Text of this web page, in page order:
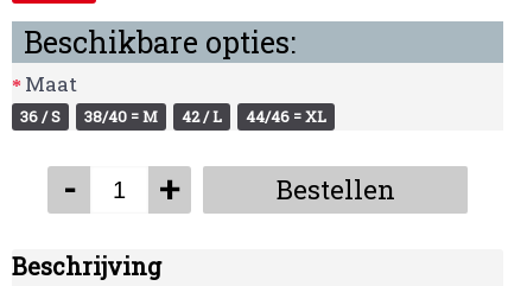
Beschikbare opties:
Maat
36 / S 38/40 = M 42 / L 44/46 = XL
- + Bestellen
Beschrijving